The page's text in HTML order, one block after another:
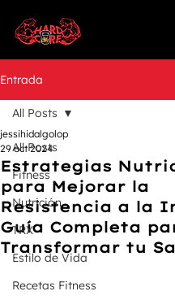
Entrada
All Posts
Fitness
Nutrición
TRX
Estilo de Vida
Recetas Fitness
All Posts
Estrategias
para Mejorar la
Resistencia a la
Guía Completa
Transformar tu
jessihidalgolop
29 oct 2024